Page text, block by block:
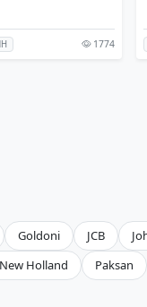
1774
Goldoni JCB
New Holland Paksan